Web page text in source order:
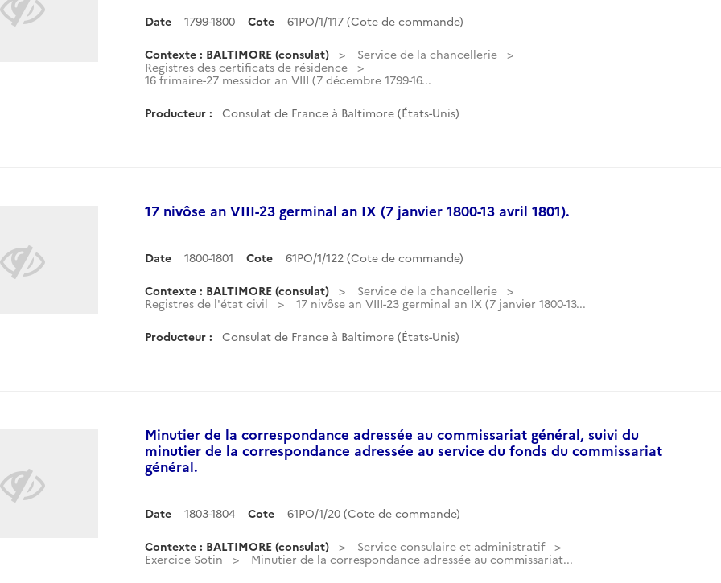
Date 1799-1800 Cote 61PO/1/117 (Cote de commande)
Contexte : BALTIMORE (consulat)
Service de la chancellerie
Registres des certificats de résidence
16 frimaire-27 messidor an VIII (7 décembre 1799-16...
Producteur : Consulat de France à Baltimore (États-Unis)
17 nivôse an VIII-23 germinal an IX (7 janvier 1800-13 avril 1801).
Date 1800-1801 Cote 61PO/1/122 (Cote de commande)
Contexte : BALTIMORE (consulat)
Service de la chancellerie
Registres de l'état civil
17 nivôse an VIII-23 germinal an IX (7 janvier 1800-13...
Producteur : Consulat de France à Baltimore (États-Unis)
Minutier de la correspondance adressée au commissariat général, suivi du
minutier de la correspondance adressée au service du fonds du commissariat
général.
Date 1803-1804 Cote 61PO/1/20 (Cote de commande)
Contexte : BALTIMORE (consulat)
Service consulaire et administratif
Exercice Sotin
Minutier de la correspondance adressée au commissariat...